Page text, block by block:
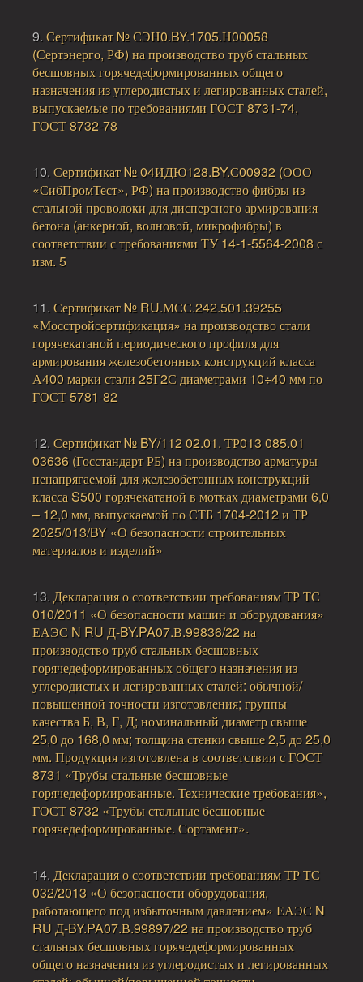
9. Сертификат № СЭН0.BY.1705.Н00058
(Сертэнерго, РФ) на производство труб стальных
бесшовных горячедеформированных общего
назначения из углеродистых и легированных сталей,
выпускаемые по требованиями ГОСТ 8731-74,
ГОСТ 8732-78
10. Сертификат № 04ИДЮ128.BY.С00932 (ООО
«СибПромТест», РФ) на производство фибры из
стальной проволоки для дисперсного армирования
бетона (анкерной, волновой, микрофибры) в
соответствии с требованиями ТУ 14-1-5564-2008 с
изм. 5
11. Сертификат № RU.МСС.242.501.39255
«Мосстройсертификация» на производство стали
горячекатаной периодического профиля для
армирования железобетонных конструкций класса
А400 марки стали 25Г2С диаметрами 10÷40 мм по
ГОСТ 5781-82
12. Сертификат № BY/112 02.01. ТР013 085.01
03636 (Госстандарт РБ) на производство арматуры
ненапрягаемой для железобетонных конструкций
класса S500 горячекатаной в мотках диаметрами 6,0
– 12,0 мм, выпускаемой по СТБ 1704-2012 и ТР
2025/013/BY «О безопасности строительных
материалов и изделий»
13. Декларация о соответствии требованиям ТР ТС
010/2011 «О безопасности машин и оборудования»
ЕАЭС N RU Д-BY.PA07.В.99836/22 на
производство труб стальных бесшовных
горячедеформированных общего назначения из
углеродистых и легированных сталей: обычной/
повышенной точности изготовления; группы
качества Б, В, Г, Д; номинальный диаметр свыше
25,0 до 168,0 мм; толщина стенки свыше 2,5 до 25,0
мм. Продукция изготовлена в соответствии с ГОСТ
8731 «Трубы стальные бесшовные
горячедеформированные. Технические требования»,
ГОСТ 8732 «Трубы стальные бесшовные
горячедеформированные. Сортамент».
14. Декларация о соответствии требованиям ТР ТС
032/2013 «О безопасности оборудования,
работающего под избыточным давлением» ЕАЭС N
RU Д-BY.PA07.В.99897/22 на производство труб
стальных бесшовных горячедеформированных
общего назначения из углеродистых и легированных